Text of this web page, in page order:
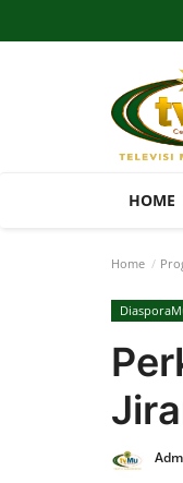
HOME
Home